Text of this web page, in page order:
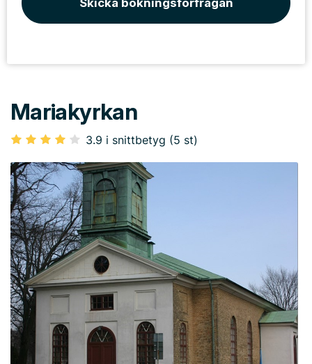
Skicka bokningsförfrågan
Mariakyrkan
3.9 i snittbetyg (5 st)